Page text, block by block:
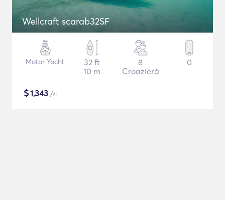
Wellcraft scarab32SF
Motor Yacht
32 ft
10 m
8
Croazieră
0
$1,343 /zi